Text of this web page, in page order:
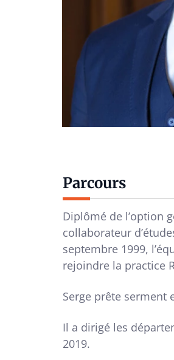
Parcours
Diplômé de l’option
collaborateur
septembre 1999,
rejoindre la practice
Serge prête serment
Il a dirigé les
2019.